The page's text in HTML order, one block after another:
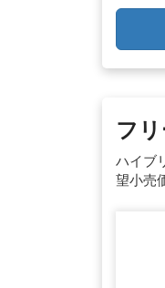
フ
ハイブ
望小売